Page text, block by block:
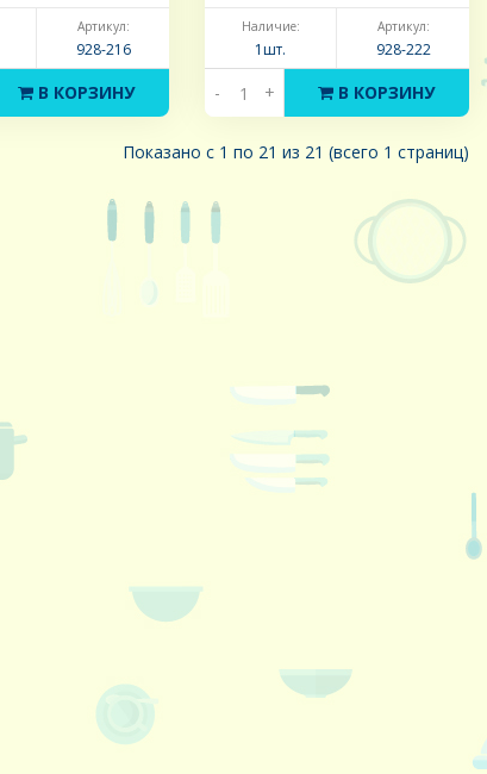
Артикул:
928-216
В КОРЗИНУ
Наличие:
1шт.
Артикул:
928-222
- + В КОРЗИНУ
Показано с 1 по 21 из 21 (всего 1 страниц)